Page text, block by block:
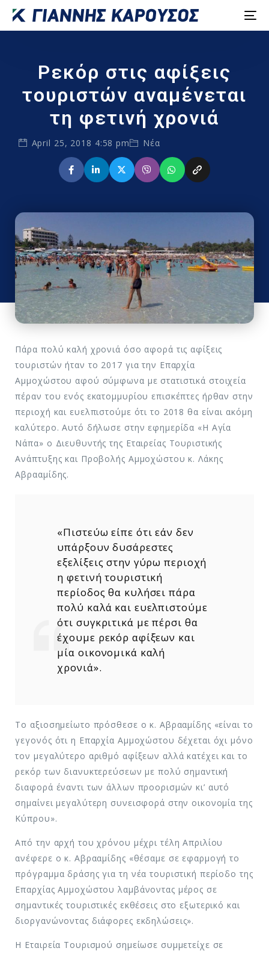
Ρεκόρ στις αφίξεις
τουριστών αναμένεται
τη φετινή χρονιά
April 25, 2018 4:58 pm Νέα
Πάρα πολύ καλή χρονιά όσο αφορά τις αφίξεις
τουριστών ήταν το 2017 για την Επαρχία
Αμμοχώστου αφού σύμφωνα με στατιστικά στοιχεία
πέραν του ενός εκατομμυρίου επισκέπτες ήρθαν στην
περιοχή και ευελπιστούμε ότι το 2018 θα είναι ακόμη
καλύτερο. Αυτό δήλωσε στην εφημερίδα «Η Αγία
Νάπα» ο Διευθυντής της Εταιρείας Τουριστικής
Ανάπτυξης και Προβολής Αμμοχώστου κ. Λάκης
Αβρααμίδης.
«Πιστεύω είπε ότι εάν δεν
υπάρξουν δυσάρεστες
εξελίξεις στην γύρω περιοχή
η φετινή τουριστική
περίοδος θα κυλήσει πάρα
πολύ καλά και ευελπιστούμε
ότι συγκριτικά με πέρσι θα
έχουμε ρεκόρ αφίξεων και
μία οικονομικά καλή
χρονιά».
Το αξιοσημείωτο πρόσθεσε ο κ. Αβρααμίδης «είναι το
γεγονός ότι η Επαρχία Αμμοχώστου δέχεται όχι μόνο
τον μεγαλύτερο αριθμό αφίξεων αλλά κατέχει και το
ρεκόρ των διανυκτερεύσεων με πολύ σημαντική
διαφορά έναντι των άλλων προορισμών κι’ αυτό
σημαίνει μεγαλύτερη συνεισφορά στην οικονομία της
Κύπρου».
Από την αρχή του χρόνου μέχρι τέλη Απριλίου
ανέφερε ο κ. Αβρααμίδης «θέσαμε σε εφαρμογή το
πρόγραμμα δράσης για τη νέα τουριστική περίοδο της
Επαρχίας Αμμοχώστου λαμβάνοντας μέρος σε
σημαντικές τουριστικές εκθέσεις στο εξωτερικό και
διοργανώνοντας διάφορες εκδηλώσεις».
Η Εταιρεία Τουρισμού σημείωσε συμμετείχε σε